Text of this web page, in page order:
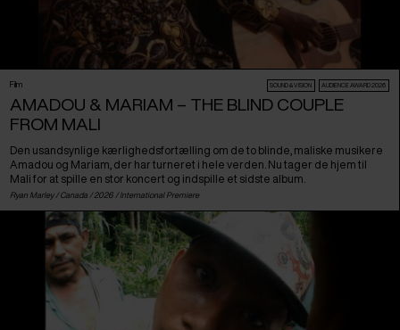
Film SOUND & VISION AUDIENCE AWARD 2026
AMADOU & MARIAM – THE BLIND COUPLE
FROM MALI
Den usandsynlige kærlighedsfortælling om de to blinde, maliske musikere
Amadou og Mariam, der har turneret i hele verden. Nu tager de hjem til
Mali for at spille en stor koncert og indspille et sidste album.
Ryan Marley / Canada / 2026 / International Premiere